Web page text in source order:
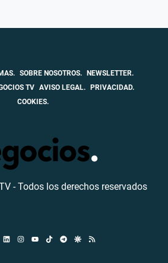
SOBRE NOSOTROS.
NEWSLETTER.
TV AVISO LEGAL.
PRIVACIDAD.
COOKIES.
- Todos los derechos reservados
LinkedinInstagramTikTokTelegramGoogle Discover